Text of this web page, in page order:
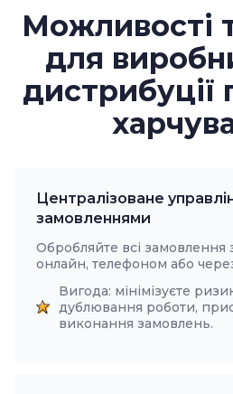
Можливості
для
дистрибуції
Централізоване
замовленнями
Обробляйте всі замовлення
онлайн, телефоном або
Вигода: мінімізуєте
дублювання роботи,
виконання замовлень.